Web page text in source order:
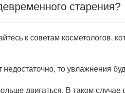
старения?
к советам косметологов,
то увлажнения
двигаться. В таком